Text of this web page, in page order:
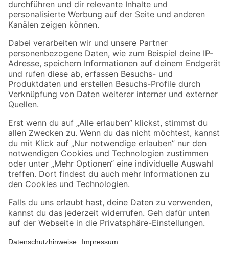
Folge uns
Zahlungsarten Versandarten
Sicher einkaufen
Jetzt die toom-App herunterladen
Alle Preisangaben in EUR inkl. gesetzl. MwSt.. Die dargestellten Angebote sind unter
Umständen nicht in allen Märkten verfügbar. Die angegebenen Verfügbarkeiten beziehen
Produkte nur solange der Vorrat reicht.
*Paketversand ab 59 € versandkostenfrei, gilt nicht für Artikel mit Speditionsversand, hier